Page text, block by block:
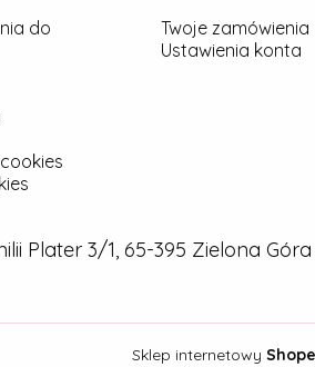
do
Twoje zamówienia
Ustawienia konta
Plater 3/1, 65-395 Zielona Góra
Sklep internetowy